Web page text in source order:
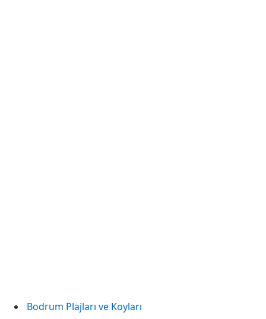
Bodrum Plajları ve Koyları